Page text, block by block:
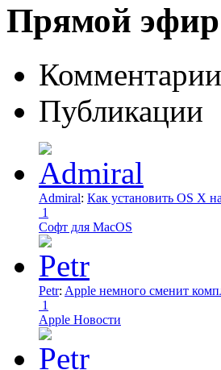
Прямой эфир
Комментарии
Публикации
Admiral: Как установить OS X
1
Софт для MacOS
Petr: Apple немного сменит
1
Apple Новости